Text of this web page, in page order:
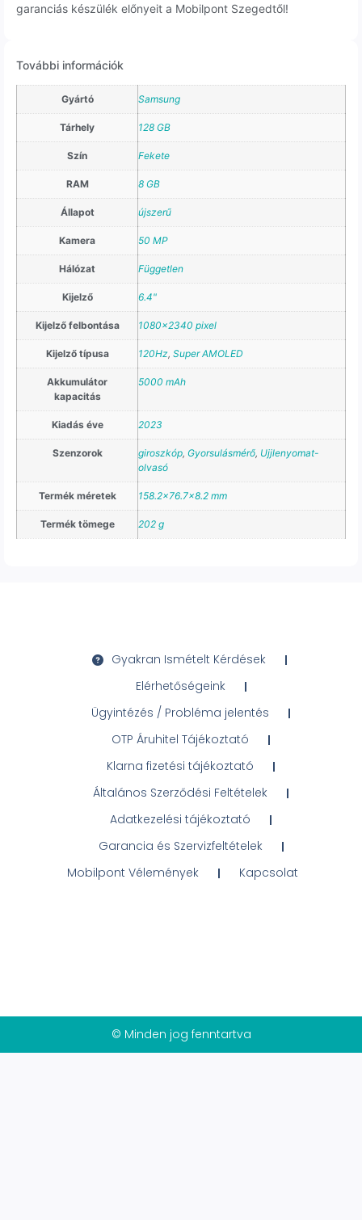
garanciás készülék előnyeit a Mobilpont Szegedtől!
További információk
Gyártó Samsung
Tárhely 128 GB
Szín Fekete
RAM 8 GB
Állapot újszerű
Kamera 50 MP
Hálózat Független
Kijelző 6.4"
Kijelző felbontása 1080×2340 pixel
Kijelző típusa 120Hz, Super AMOLED
Akkumulátor
kapacitás
5000 mAh
Kiadás éve 2023
Szenzorok giroszkóp, Gyorsulásmérő, Ujjlenyomat-
olvasó
Termék méretek 158.2×76.7×8.2 mm
Termék tömege 202 g
Gyakran Ismételt Kérdések
Elérhetőségeink
Ügyintézés / Probléma jelentés
OTP Áruhitel Tájékoztató
Klarna fizetési tájékoztató
Általános Szerződési Feltételek
Adatkezelési tájékoztató
Garancia és Szervizfeltételek
Mobilpont Vélemények
Kapcsolat
© Minden jog fenntartva